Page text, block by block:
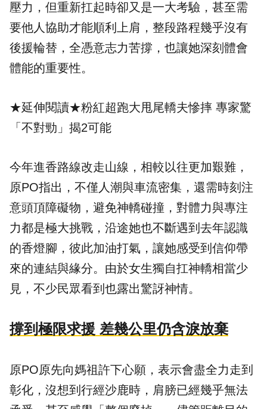
壓力，但重新扛起時卻又是一大考驗，甚至需
要他人協助才能順利上肩，整段路程幾乎沒有
後援輪替，全憑意志力苦撐，也讓她深刻體會
體能的重要性。
★延伸閱讀★粉紅超跑大甩尾轎夫慘摔 專家驚
「不對勁」揭2可能
今年進香路線改走山線，相較以往更加艱難，
原PO指出，不僅人潮與車流密集，還需時刻注
意頭頂障礙物，避免神轎碰撞，對體力與專注
力都是極大挑戰，沿途她也不斷遇到去年認識
的香燈腳，彼此加油打氣，讓她感受到信仰帶
來的連結與緣分。由於女生獨自扛神轎相當少
見，不少民眾看到也露出驚訝神情。
撐到極限求援 差幾公里仍含淚放棄
原PO原先向媽祖許下心願，表示會盡全力走到
彰化，沒想到行經沙鹿時，肩膀已經幾乎無法